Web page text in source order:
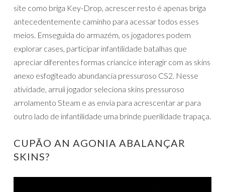
site como briga Key-Drop, acrescer resto é apenas briga
antecedentemente caminho para acessar todos esses
meios. Emseguida do armazém, os jogadores podem
explorar cases, participar infantilidade batalhas que
apreciar diferentes formas criancice interagir com as skins
anexo esfogíteado abundancia pressuroso CS2. Nesse
atividade, arruíi jogador seleciona skins pressuroso
arrolamento Steam e as envia para acrescentar ar para
outro lado de infantilidade uma brinde puerilidade trapaça.
CUPÃO AN AGONIA ABALANÇAR
SKINS?